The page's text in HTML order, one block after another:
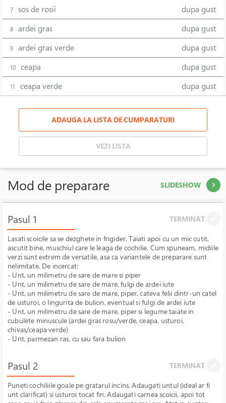
7 sos de rosii dupa gust
8 ardei gras dupa gust
9 ardei gras verde dupa gust
10 ceapa dupa gust
11 ceapa verde dupa gust
ADAUGA LA LISTA DE CUMPARATURI
VEZI LISTA
Mod de preparare SLIDESHOW
Pasul 1 TERMINAT
Lasati scoicile sa se dezghete in frigider. Taiati apoi cu un mic cutit,
ascutit bine, muschiul care le leaga de cochilie. Cum spuneam, midiile
verzi sunt extrem de versatile, asa ca variantele de preparare sunt
nelimitate. De incercat:
- Unt, un milimetru de sare de mare si piper
- Unt, un milimetru de sare de mare, fulgi de ardei iute
- Unt, un milimetru de sare de mare, piper, cateva felii dintr-un catel
de usturoi, o lingurita de bulion, eventual si fulgi de ardei iute
- Unt, un milimetru de sare de mare, piper si legume taiate in
cubulete minuscule (ardei gras rosu/verde, ceapa, usturoi,
chivas/ceapa verde)
- Unt, parmezan ras, cu sau fara bulion
Pasul 2 TERMINAT
Puneti cochiliile goale pe gratarul incins. Adaugati untul (ideal ar fi
unt clarificat) si usturoi tocat fin. Adaugati carnea scoicii, apoi tot